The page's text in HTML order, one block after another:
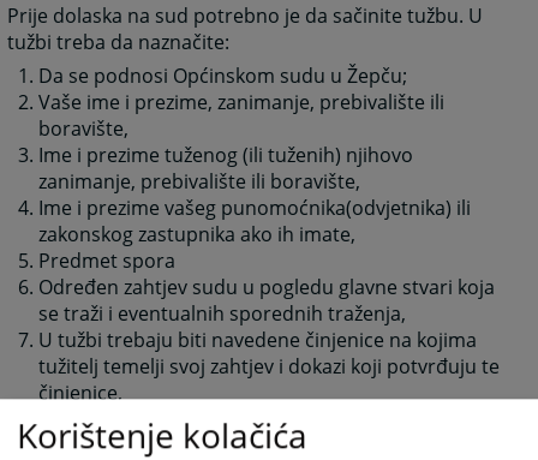
Prije dolaska na sud potrebno je da sačinite tužbu. U
tužbi treba da naznačite:
Da se podnosi Općinskom sudu u Žepču;
Vaše ime i prezime, zanimanje, prebivalište ili
boravište,
Ime i prezime tuženog (ili tuženih) njihovo
zanimanje, prebivalište ili boravište,
Ime i prezime vašeg punomoćnika(odvjetnika) ili
zakonskog zastupnika ako ih imate,
Predmet spora
Određen zahtjev sudu u pogledu glavne stvari koja
se traži i eventualnih sporednih traženja,
U tužbi trebaju biti navedene činjenice na kojima
tužitelj temelji svoj zahtjev i dokazi koji potvrđuju te
činjenice,
Kao podnosioc tužbe, istu trebate potpisati.
Korištenje kolačića